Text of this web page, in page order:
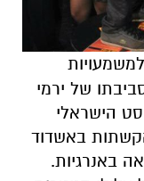
של ירמי
הישראלי
באשדוד
מלאה באנרגיות.